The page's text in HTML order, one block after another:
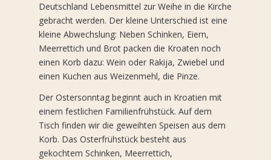
Deutschland Lebensmittel zur Weihe in die Kirche
gebracht werden. Der kleine Unterschied ist eine
kleine Abwechslung: Neben Schinken, Eiern,
Meerrettich und Brot packen die Kroaten noch
einen Korb dazu: Wein oder Rakija, Zwiebel und
einen Kuchen aus Weizenmehl, die Pinze.
Der Ostersonntag beginnt auch in Kroatien mit
einem festlichen Familienfrühstück. Auf dem
Tisch finden wir die geweihten Speisen aus dem
Korb. Das Osterfrühstück besteht aus
gekochtem Schinken, Meerrettich,